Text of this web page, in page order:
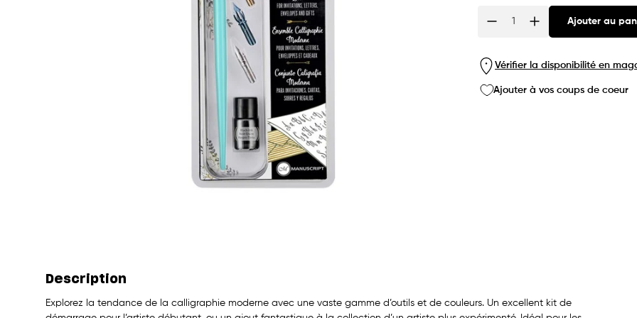
Quantité
Ajouter au
Vérifier la disponibilité en
Ajouter à vos coups de coeur
Description
Explorez la tendance de la calligraphie moderne avec une vaste gamme d’outils et de couleurs. Un excellent kit de